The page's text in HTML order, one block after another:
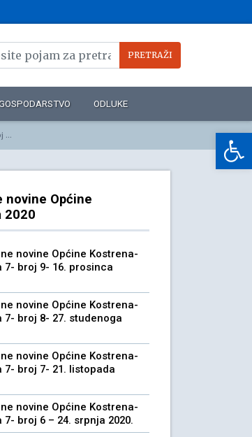
ODLUKE
novine Općine
2020
novine Općine Kostrena-
7- broj 9- 16. prosinca
novine Općine Kostrena-
7- broj 8- 27. studenoga
novine Općine Kostrena-
7- broj 7- 21. listopada
novine Općine Kostrena-
7- broj 6 – 24. srpnja 2020.